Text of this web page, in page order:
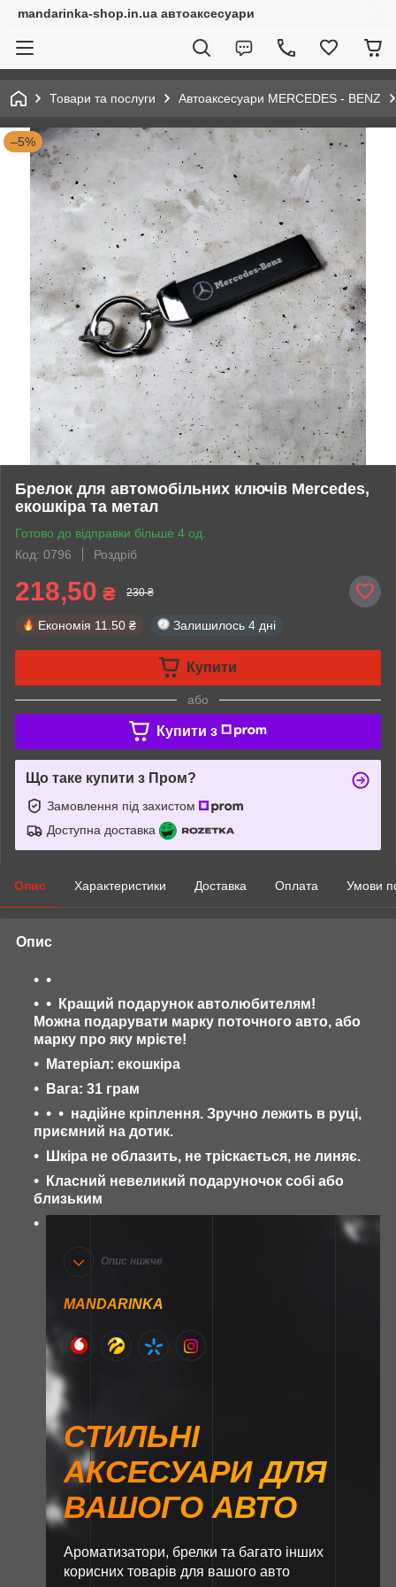
mandarinka-shop.in.ua автоаксесуари
Товари та послуги Автоаксесуари MERCEDES - BENZ
–5%
Брелок для автомобільних ключів Mercedes,
екошкіра та метал
Готово до відправки більше 4 од.
Код: 0796
Роздріб
218,50 ₴ 230 ₴
Економія 11.50 ₴ Залишилось 4 дні
Купити
або
Купити з
Що таке купити з Пром?
Замовлення під захистом
Доступна доставка
Опис Характеристики Доставка Оплата Умови
Опис
Кращий подарунок автолюбителям!
Можна подарувати марку поточного авто, або
марку про яку мрієте!
Матеріал: екошкіра
Вага: 31 грам
надійне кріплення. Зручно лежить в руці,
приємний на дотик.
Шкіра не облазить, не тріскається, не линяє.
Класний невеликий подаруночок собі або
близьким
Опис нижче
MANDARINKA
СТИЛЬНІ
АКСЕСУАРИ ДЛЯ
ВАШОГО АВТО
Ароматизатори, брелки та багато інших
корисних товарів для вашого авто